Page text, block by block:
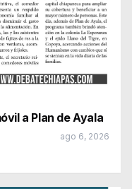
a Plan de Ayala
ago 6, 2026